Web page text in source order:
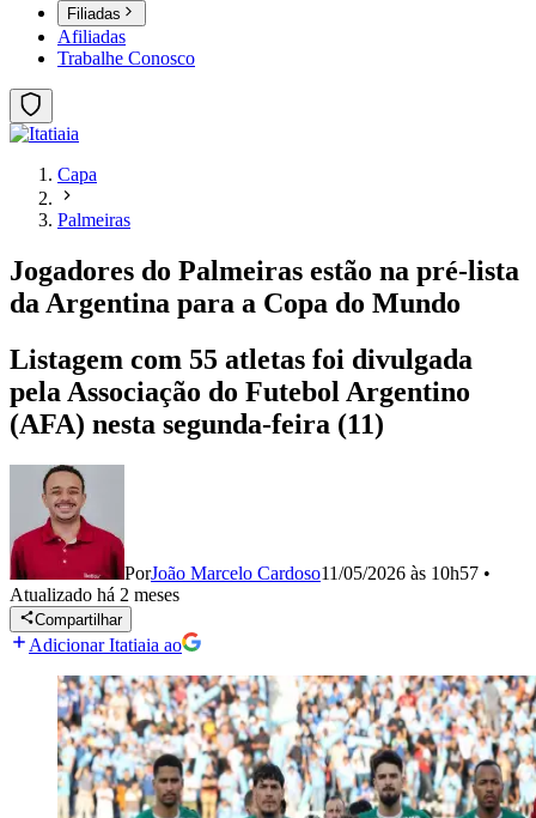
Filiadas
Afiliadas
Trabalhe Conosco
Capa
Palmeiras
Jogadores do Palmeiras estão na pré-lista
da Argentina para a Copa do Mundo
Listagem com 55 atletas foi divulgada
pela Associação do Futebol Argentino
(AFA) nesta segunda-feira (11)
PorJoão Marcelo Cardoso11/05/2026 às 10h57 •
Atualizado há 2 meses
Compartilhar
Adicionar Itatiaia ao